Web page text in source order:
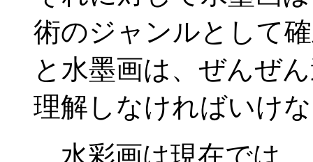
術のジャンルとして
と水墨画は、ぜんぜ
理解しなければいけ
水彩画は現在では